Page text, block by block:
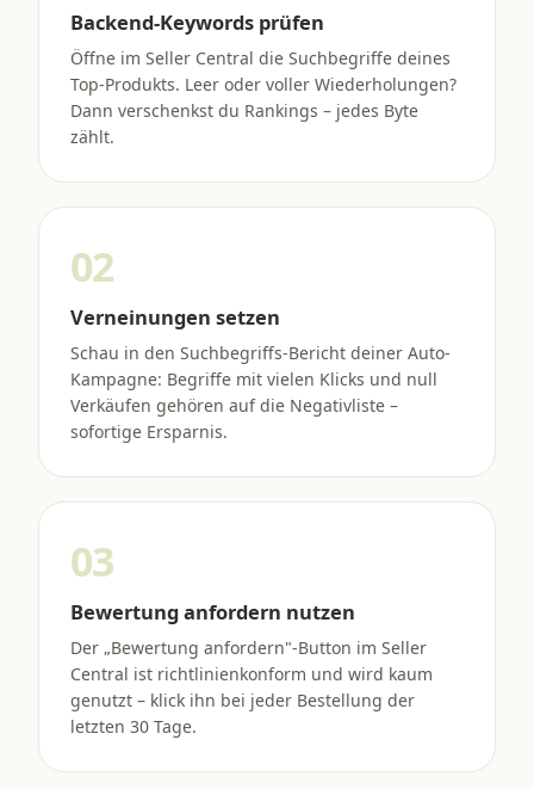
Backend-Keywords prüfen
Öffne im Seller Central die Suchbegriffe deines
Top-Produkts. Leer oder voller Wiederholungen?
Dann verschenkst du Rankings – jedes Byte
zählt.
02
Verneinungen setzen
Schau in den Suchbegriffs-Bericht deiner Auto-
Kampagne: Begriffe mit vielen Klicks und null
Verkäufen gehören auf die Negativliste –
sofortige Ersparnis.
03
Bewertung anfordern nutzen
Der „Bewertung anfordern"-Button im Seller
Central ist richtlinienkonform und wird kaum
genutzt – klick ihn bei jeder Bestellung der
letzten 30 Tage.